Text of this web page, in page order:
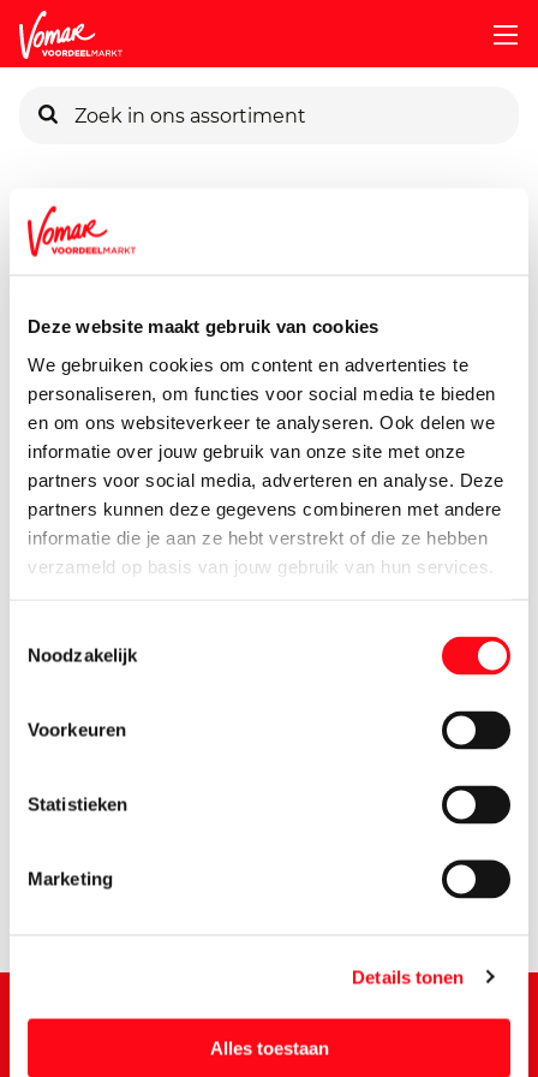
Deze website maakt gebruik van cookies
We gebruiken cookies om content en advertenties te
personaliseren, om functies voor social media te bieden
en om ons websiteverkeer te analyseren. Ook delen we
informatie over jouw gebruik van onze site met onze
partners voor social media, adverteren en analyse. Deze
partners kunnen deze gegevens combineren met andere
informatie die je aan ze hebt verstrekt of die ze hebben
verzameld op basis van jouw gebruik van hun services.
Noodzakelijk
Voorkeuren
Statistieken
Marketing
Details tonen
Alles toestaan
Pincode vergeten
Persoonlijk KIK-account
Assortiment
90 gram
0.39